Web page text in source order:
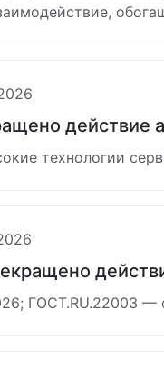
действие
технологии
ГОСТ.RU.22003